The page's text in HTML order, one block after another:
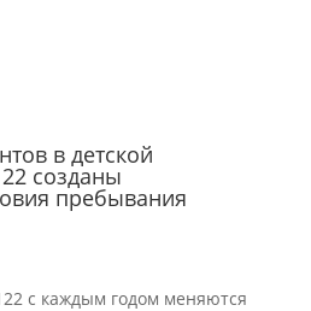
в детской
созданы
пребывания
с каждым годом меняются